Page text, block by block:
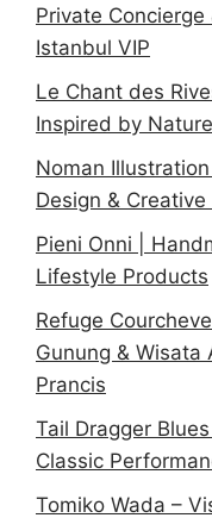
Private
Istanbul VIP
Le Chant des
Inspired by Nature
Noman
Design &
Pieni Onni |
Lifestyle Products
Refuge
Gunung & Wisata
Prancis
Tail Dragger
Classic
Tomiko Wada –